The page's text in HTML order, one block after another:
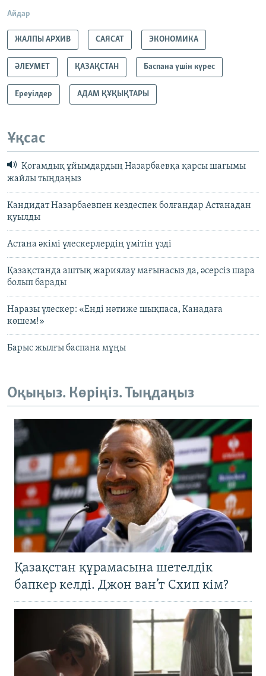
Айдар
ЖАЛПЫ АРХИВ САЯСАТ ЭКОНОМИКА
ӘЛЕУМЕТ ҚАЗАҚСТАН Баспана үшін күрес
Ереуілдер АДАМ ҚҰҚЫҚТАРЫ
Ұқсас
Қоғамдық ұйымдардың Назарбаевқа қарсы шағымы
жайлы тыңдаңыз
Кандидат Назарбаевпен кездеспек болғандар Астанадан
қуылды
Астана әкімі үлескерлердің үмітін үзді
Қазақстанда аштық жариялау мағынасыз да, әсерсіз шара
болып барады
Наразы үлескер: «Енді нәтиже шықпаса, Канадаға
көшем!»
Барыс жылғы баспана мұңы
Оқыңыз. Көріңіз. Тыңдаңыз
Қазақстан құрамасына шетелдік
бапкер келді. Джон ван’т Схип кім?